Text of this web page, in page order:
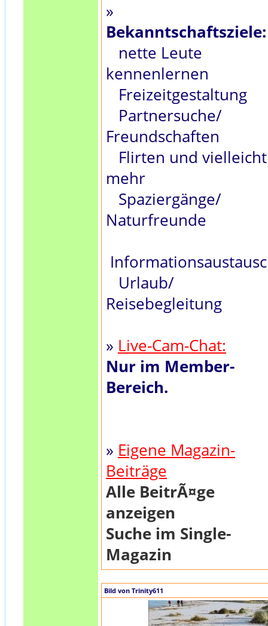
»
Bekanntschaftsziele:
nette Leute
kennenlernen
Freizeitgestaltung
Partnersuche/
Freundschaften
Flirten und vielleicht
mehr
Spaziergänge/
Naturfreunde
Urlaub/
Reisebegleitung
» Live-Cam-Chat:
Nur im Member-
Bereich.
» Eigene Magazin-
Beiträge
Alle BeitrÃ¤ge
anzeigen
Suche im Single-
Magazin
Bild von Trinity611